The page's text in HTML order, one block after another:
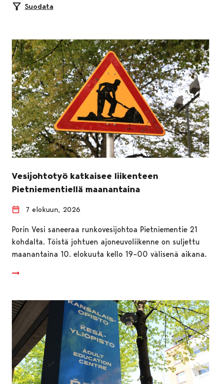
Suodata
Vesijohtotyö katkaisee liikenteen
Pietniementiellä maanantaina
7 elokuun, 2026
Porin Vesi saneeraa runkovesijohtoa Pietniementie 21
kohdalta. Töistä johtuen ajoneuvoliikenne on suljettu
maanantaina 10. elokuuta kello 19–00 välisenä aikana.